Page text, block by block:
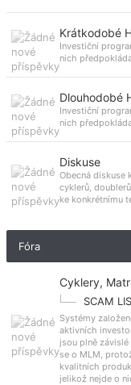
Krátkodobé
Investiční
nich
Dlouhodobé
Investiční
nich
Diskuse
Obecná diskuse
cyklerů,
ke konkrétnímu
Fóra
Cyklery,
SCAM
Systémy
aktivních
jsou plně
se o MLM,
kvalitních
jelikož nejde o